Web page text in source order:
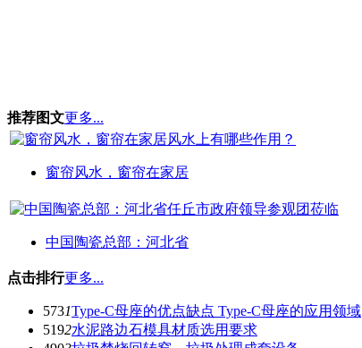
推荐图文更多...
窗帘风水，窗帘在家居
中国陶瓷总部：河北省
点击排行更多...
5731Type-C母座的优点缺点 Type-C母座的应用领域
5192水泥路边石模具材质选用要求